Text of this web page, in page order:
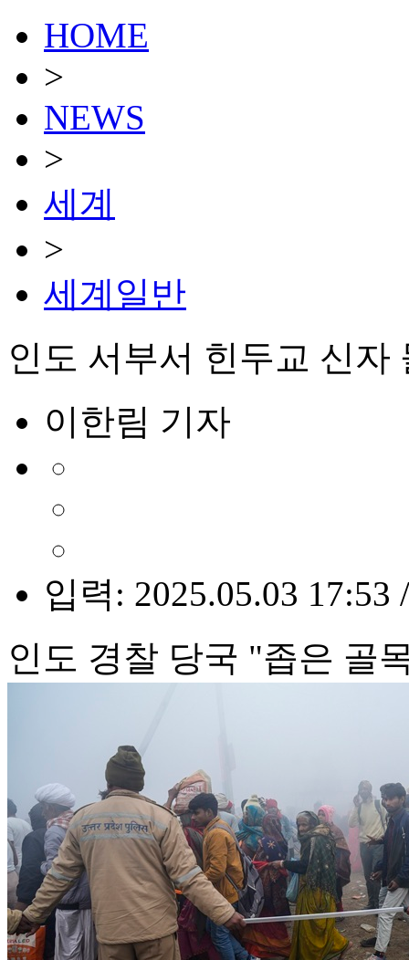
HOME
>
NEWS
>
세계
>
세계일반
인도 서부서 힌두교 신
이한림 기자
입력: 2025.05.03 17:53
인도 경찰 당국 "좁은 골